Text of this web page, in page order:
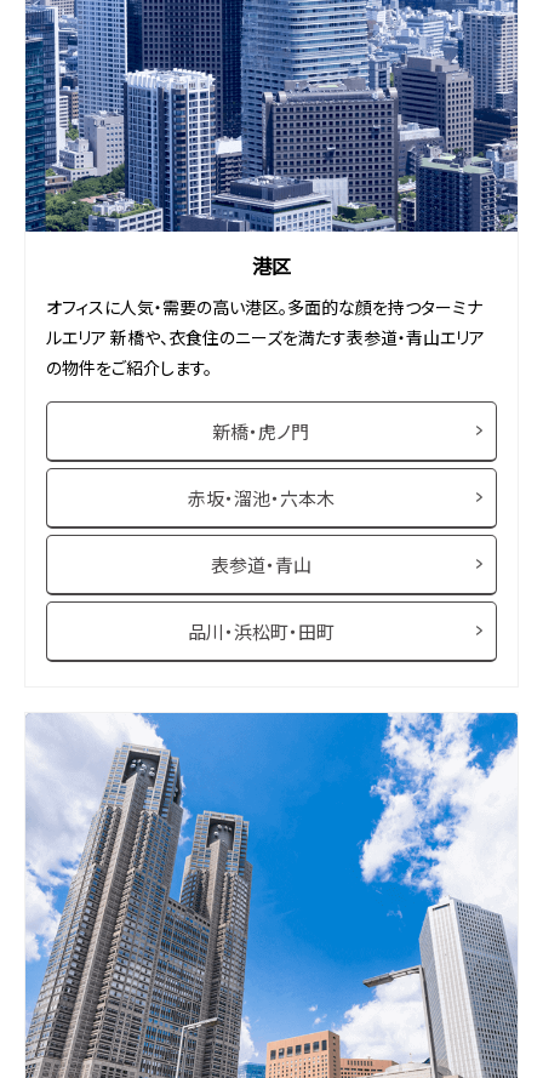
港区
オフィスに人気・需要の高い港区。多面的な顔を持つターミナ
ルエリア 新橋や、衣食住のニーズを満たす表参道・青山エリア
の物件をご紹介します。
新橋・虎ノ門
赤坂・溜池・六本木
表参道・青山
品川・浜松町・田町